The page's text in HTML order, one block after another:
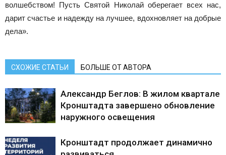
волшебством! Пусть Святой Николай оберегает всех нас,
дарит счастье и надежду на лучшее, вдохновляет на добрые
дела».
СХОЖИЕ СТАТЬИ БОЛЬШЕ ОТ АВТОРА
Александр Беглов: В жилом квартале
Кронштадта завершено обновление
наружного освещения
Кронштадт продолжает динамично